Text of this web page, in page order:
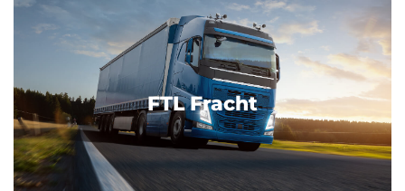
FTL Fracht